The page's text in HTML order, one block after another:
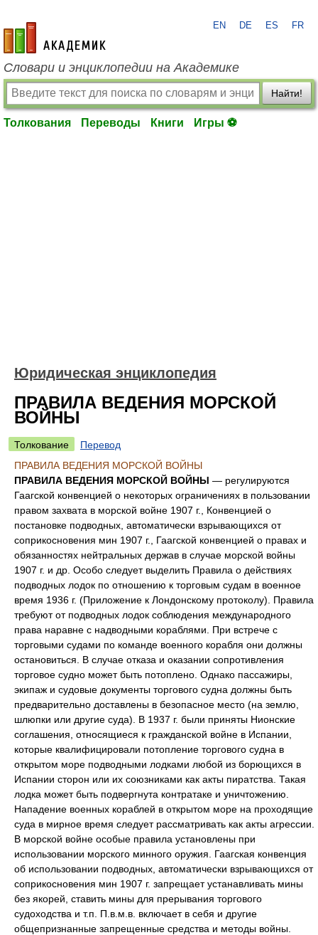
academic.ru
EN DE ES FR
Словари и энциклопедии на Академике
Найти!
Толкования Переводы Книги Игры ⚽
Юридическая энциклопедия
ПРАВИЛА ВЕДЕНИЯ МОРСКОЙ
ВОЙНЫ
Толкование
Перевод
ПРАВИЛА ВЕДЕНИЯ МОРСКОЙ ВОЙНЫ
ПРАВИЛА ВЕДЕНИЯ МОРСКОЙ ВОЙНЫ — регулируются
Гаагской конвенцией о некоторых ограничениях в пользовании
правом захвата в морской войне 1907 г., Конвенцией о
постановке подводных, автоматически взрывающихся от
соприкосновения мин 1907 г., Гаагской конвенцией о правах и
обязанностях нейтральных держав в случае морской войны
1907 г. и др. Особо следует выделить Правила о действиях
подводных лодок по отношению к торговым судам в военное
время 1936 г. (Приложение к Лондонскому протоколу). Правила
требуют от подводных лодок соблюдения международного
права наравне с надводными кораблями. При встрече с
торговыми судами по команде военного корабля они должны
остановиться. В случае отказа и оказании сопротивления
торговое судно может быть потоплено. Однако пассажиры,
экипаж и судовые документы торгового судна должны быть
предварительно доставлены в безопасное место (на землю,
шлюпки или другие суда). В 1937 г. были приняты Нионские
соглашения, относящиеся к гражданской войне в Испании,
которые квалифицировали потопление торгового судна в
открытом море подводными лодками любой из борющихся в
Испании сторон или их союзниками как акты пиратства. Такая
лодка может быть подвергнута контратаке и уничтожению.
Нападение военных кораблей в открытом море на проходящие
суда в мирное время следует рассматривать как акты агрессии.
В морской войне особые правила установлены при
использовании морского минного оружия. Гаагская конвенция
об использовании подводных, автоматически взрывающихся от
соприкосновения мин 1907 г. запрещает устанавливать мины
без якорей, ставить мины для прерывания торгового
судоходства и т.п. П.в.м.в. включает в себя и другие
общепризнанные запрещенные средства и методы войны.